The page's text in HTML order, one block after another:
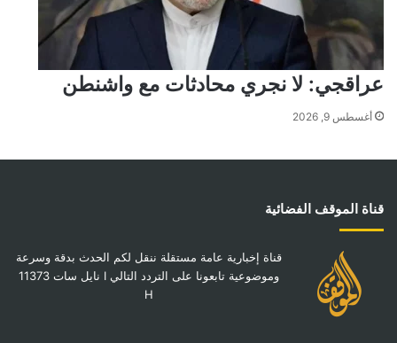
عراقجي: لا نجري محادثات مع واشنطن
أغسطس 9, 2026
قناة الموقف الفضائية
قناة إخبارية عامة مستقلة ننقل لكم الحدث بدقة وسرعة
وموضوعية تابعونا على التردد التالي I نايل سات 11373
H